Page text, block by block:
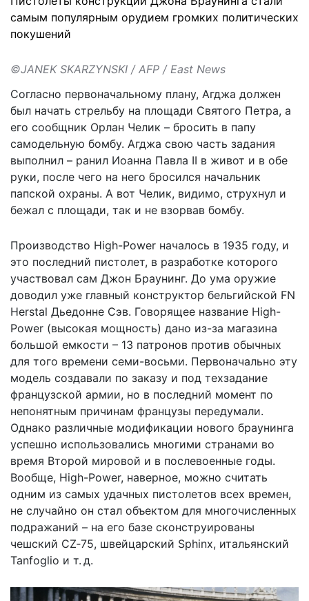
самым популярным орудием громких политических
покушений
©JANEK SKARZYNSKI / AFP / East News
Согласно первоначальному плану, Агджа должен
был начать стрельбу на площади Святого Петра, а
его сообщник Орлан Челик – бросить в папу
самодельную бомбу. Агджа свою часть задания
выполнил – ранил Иоанна Павла II в живот и в обе
руки, после чего на него бросился начальник
папской охраны. А вот Челик, видимо, струхнул и
бежал с площади, так и не взорвав бомбу.
Производство High-Power началось в 1935 году, и
это последний пистолет, в разработке которого
участвовал сам Джон Браунинг. До ума оружие
доводил уже главный конструктор бельгийской FN
Herstal Дьедонне Сэв. Говорящее название High-
Power (высокая мощность) дано из-за магазина
большой емкости – 13 патронов против обычных
для того времени семи-восьми. Первоначально эту
модель создавали по заказу и под техзадание
французской армии, но в последний момент по
непонятным причинам французы передумали.
Однако различные модификации нового браунинга
успешно использовались многими странами во
время Второй мировой и в послевоенные годы.
Вообще, High-Power, наверное, можно считать
одним из самых удачных пистолетов всех времен,
не случайно он стал объектом для многочисленных
подражаний – на его базе сконструированы
чешский CZ‑75, швейцарский Sphinx, итальянский
Tanfoglio и т. д.